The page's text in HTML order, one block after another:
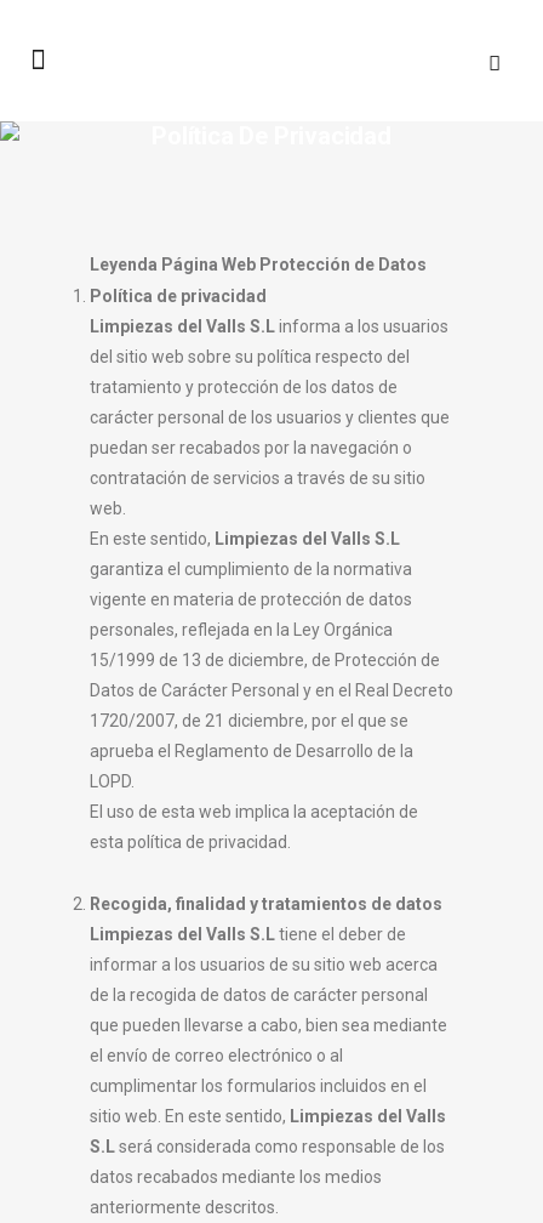
Leyenda Página Web Protección de Datos
Política de privacidad
Limpiezas del Valls S.Linforma a los usuarios
del sitio web sobre su política respecto del
tratamiento y protección de los datos de
carácter personal de los usuarios y clientes que
puedan ser recabados por la navegación o
contratación de servicios a través de su sitio
web.
En este sentido, Limpiezas del Valls S.L
garantiza el cumplimiento de la normativa
vigente en materia de protección de datos
personales, reflejada en la Ley Orgánica
15/1999 de 13 de diciembre, de Protección de
Datos de Carácter Personal y en el Real Decreto
1720/2007, de 21 diciembre, por el que se
aprueba el Reglamento de Desarrollo de la
LOPD.
El uso de esta web implica la aceptación de
esta política de privacidad.
Recogida, finalidad y tratamientos de datos
Limpiezas del Valls S.Ltiene el deber de
informar a los usuarios de su sitio web acerca
de la recogida de datos de carácter personal
que pueden llevarse a cabo, bien sea mediante
el envío de correo electrónico o al
cumplimentar los formularios incluidos en el
sitio web. En este sentido, Limpiezas del Valls
S.Lserá considerada como responsable de los
datos recabados mediante los medios
anteriormente descritos.